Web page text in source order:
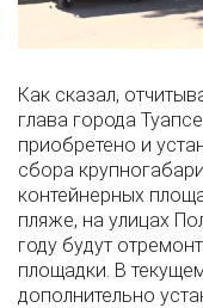
Как сказал,
глава города
приобретено и
сбора
контейнерных
пляже, на улицах
году будут
площадки. В
дополнительно